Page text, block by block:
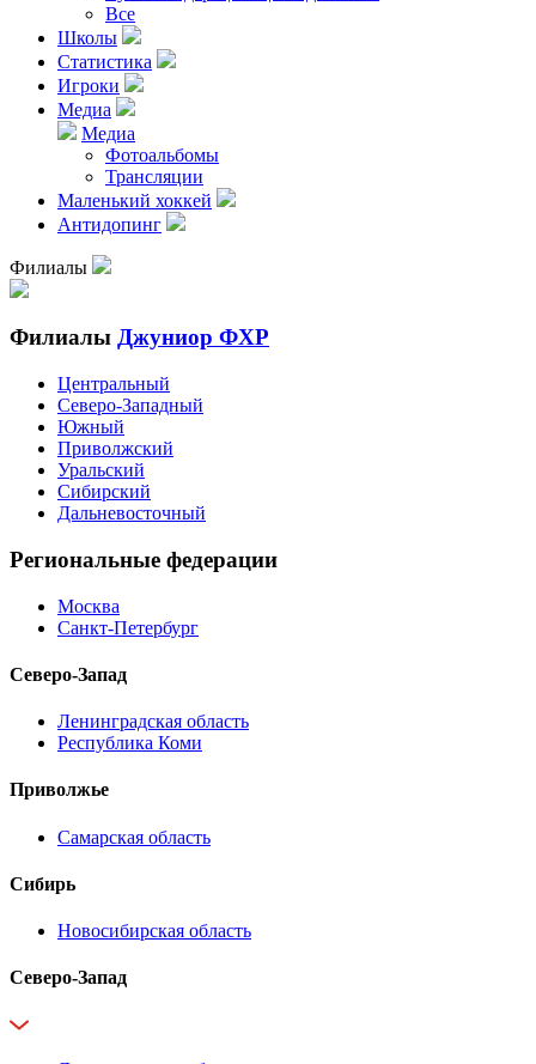
Все
Школы
Статистика
Игроки
Медиа
Медиа
Фотоальбомы
Трансляции
Маленький хоккей
Антидопинг
Филиалы
Филиалы Джуниор ФХР
Центральный
Северо-Западный
Южный
Приволжский
Уральский
Сибирский
Дальневосточный
Региональные федерации
Москва
Санкт-Петербург
Северо-Запад
Ленинградская область
Республика Коми
Приволжье
Самарская область
Сибирь
Новосибирская область
Северо-Запад